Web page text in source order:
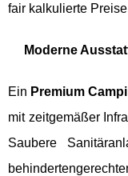
fair kalkulierte
Moderne
Ein Premium
mit zeitgemäßer
Saubere